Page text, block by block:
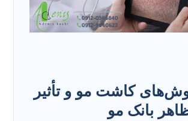
کاشت مو و تأثیر
بانک مو